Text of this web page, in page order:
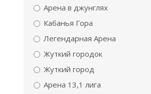
Арена в джунглях
Кабанья Гора
Легендарная Арена
Жуткий городок
Жуткий город
Арена 13,1 лига